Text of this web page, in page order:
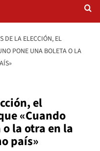
DE LA ELECCIÓN, EL
PONE UNA BOLETA O LA
el
«Cuando
la otra en la
país»